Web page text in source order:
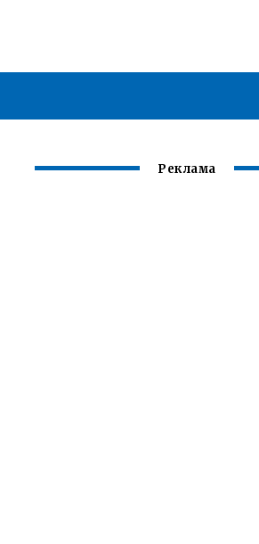
Реклама